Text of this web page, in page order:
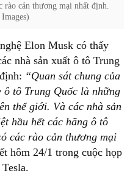
cản thương mại nhất định.
Elon Musk có thấy
nhà sản xuất ô tô Trung
“Quan sát chung của
ô tô Trung Quốc là những
thế giới. Và các nhà sản
hầu hết các hãng ô tô
các rào cản thương mại
hôm 24/1 trong cuộc họp